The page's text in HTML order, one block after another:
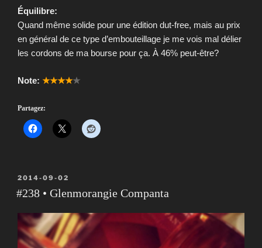
Équilibre:
Quand même solide pour une édition dut-free, mais au prix
en général de ce type d’embouteillage je me vois mal délier
les cordons de ma bourse pour ça. À 46% peut-être?
Note: ★★★★★
Partagez:
PUBLIÉ
LE
2014-09-02
#238 • Glenmorangie Companta